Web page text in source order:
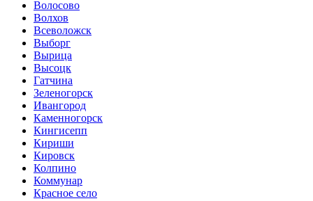
Волосово
Волхов
Всеволожск
Выборг
Вырица
Высоцк
Гатчина
Зеленогорск
Ивангород
Каменногорск
Кингисепп
Кириши
Кировск
Колпино
Коммунар
Красное село